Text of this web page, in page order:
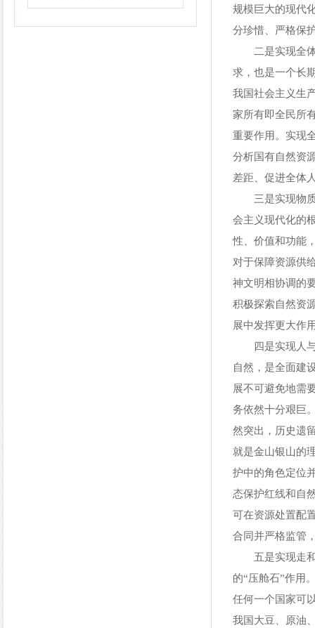
规模巨大的现代
分珍惜、严格保
二是实现全体
求，也是一个长
我国社会主义生
家所有即全民所
重要作用。实现
分析国有自然资
差距、促进全体
三是实现物质
会主义现代化的
性、价值和功能
对于保障资源供
神文明相协调的
积极探索自然资
展中发挥更大作
四是实现人与
自然，是全面建
展不可避免地需
务依然十分艰巨
然突出，历史遗
就是金山银山的
护中的角色定位
态保护红线和自
可在资源处置配
合同并严格监管
五是实现走和
的“压舱石”作用
任何一个国家可
我国大豆、原油